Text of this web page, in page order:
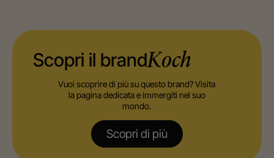
Vuoi scoprire di più su questo brand? Visita
la pagina dedicata e immergiti nel suo
mondo.
Scopri di più
Scopri il brandKoch